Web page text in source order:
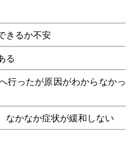
きるか不安
る
行ったが原因がわからなかっ
なかなか症状が緩和しない